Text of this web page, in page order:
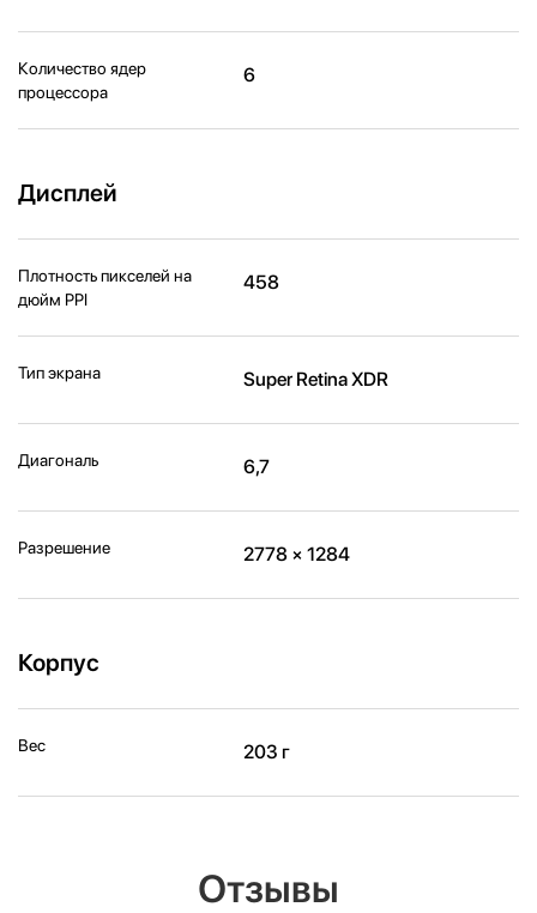
Количество ядер
процессора
6
Дисплей
Плотность пикселей на
дюйм PPI
458
Тип экрана Super Retina XDR
Диагональ 6,7
Разрешение 2778 × 1284
Корпус
Вес 203 г
Отзывы